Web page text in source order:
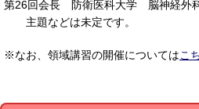
第26回会長 防衛医科大学 脳神経外
主題などは未定です。
※なお、領域講習の開催についてはこ